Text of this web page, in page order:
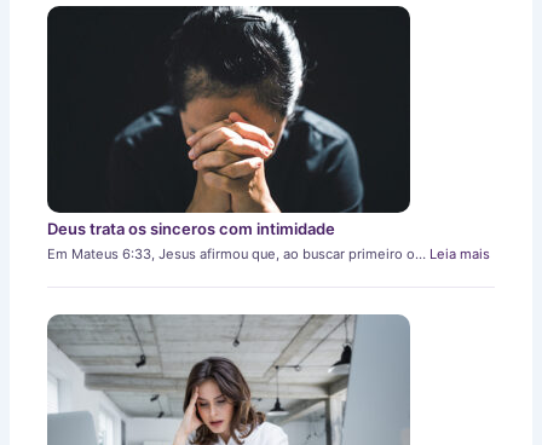
Deus trata os sinceros com intimidade
Em Mateus 6:33, Jesus afirmou que, ao buscar primeiro o… Leia mais